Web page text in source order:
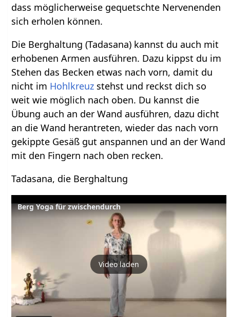
dass möglicherweise gequetschte Nervenenden
sich erholen können.
Die Berghaltung (Tadasana) kannst du auch mit
erhobenen Armen ausführen. Dazu kippst du im
Stehen das Becken etwas nach vorn, damit du
nicht im Hohlkreuz stehst und reckst dich so
weit wie möglich nach oben. Du kannst die
Übung auch an der Wand ausführen, dazu dicht
an die Wand herantreten, wieder das nach vorn
gekippte Gesäß gut anspannen und an der Wand
mit den Fingern nach oben recken.
Tadasana, die Berghaltung
Berg Yoga für zwischendurch
Video laden